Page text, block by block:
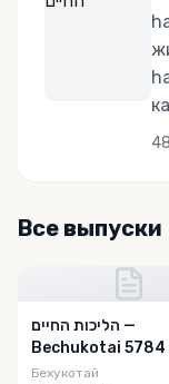
48
Все выпуски
הליכות החיים —
Bechukotai 5784
Бехукотай